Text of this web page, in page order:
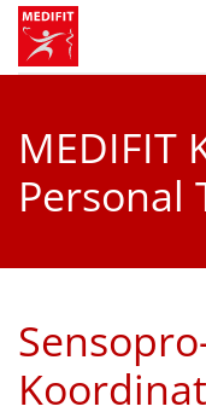
Zum
MEDIFIT
Personal